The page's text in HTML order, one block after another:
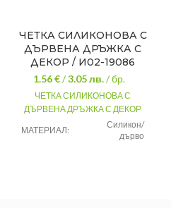
ЧЕТКА СИЛИКОНОВА С
ДЪРВЕНА ДРЪЖКА С
ДЕКОР / И02-19086
1.56 €/3.05лв./ бр.
ЧЕТКА СИЛИКОНОВА С
ДЪРВЕНА ДРЪЖКА С ДЕКОР
МАТЕРИАЛ:
Силикон/
дърво